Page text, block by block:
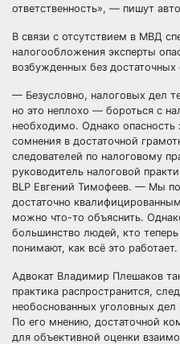
ответственность», — пишут
В связи с отсутствием в МВД
налогообложения эксперты
возбужденных без достаточных
— Безусловно, налоговых дел
но это неплохо — бороться с
необходимо. Однако опасность
сомнения в достаточной
следователей по налоговому
руководитель налоговой
BLP Евгений Тимофеев. — Мы
достаточно
можно что-то объяснить.
большинство людей, кто
понимают, как всё это работает.
Адвокат Владимир Плешаков
практика распространится,
необоснованных уголовных
По его мнению, достаточной
для объективной оценки